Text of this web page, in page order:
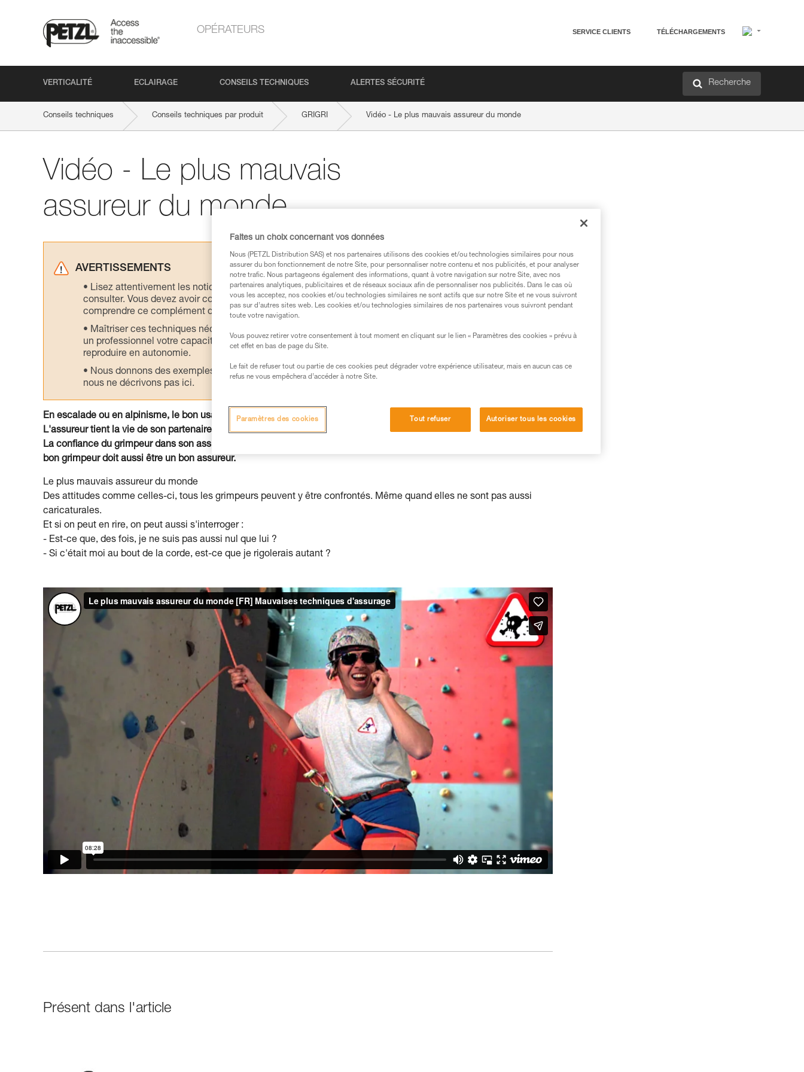
OPÉRATEURS SERVICE CLIENTS TÉLÉCHARGEMENTS
VERTICALITÉ ECLAIRAGE CONSEILS TECHNIQUES ALERTES SÉCURITÉ Recherche
Conseils techniques Conseils techniques par produit GRIGRI Vidéo - Le plus mauvais assureur du monde
Vidéo - Le plus mauvais
assureur du monde
AVERTISSEMENTS
Lisez attentivement les notices techniques des produits utilisés dans ce conseil avant de le
consulter. Vous devez avoir compris les informations de la notice technique pour pouvoir
comprendre ce complément d’informations.
Maîtriser ces techniques nécessite une formation et un entraînement spécifique. Validez avec
un professionnel votre capacité à refaire la manipulation, seul, en toute sécurité, avant de la
reproduire en autonomie.
Nous donnons des exemples de techniques liées à votre activité. Il peut en exister d’autres que
nous ne décrivons pas ici.
En escalade ou en alpinisme, le bon usage des appareils d'assurage est la clé de voûte de la chaîne d'assurage.
L'assureur tient la vie de son partenaire entre ses mains. Cette tâche nécessite autant d'attention que d'apprentissage.
La confiance du grimpeur dans son assureur est un facteur déterminant de la performance. Il faut toujours retenir qu'un
bon grimpeur doit aussi être un bon assureur.
Le plus mauvais assureur du monde
Des attitudes comme celles-ci, tous les grimpeurs peuvent y être confrontés. Même quand elles ne sont pas aussi
caricaturales.
Et si on peut en rire, on peut aussi s'interroger :
- Est-ce que, des fois, je ne suis pas aussi nul que lui ?
- Si c'était moi au bout de la corde, est-ce que je rigolerais autant ?
Présent dans l'article
Faites un choix concernant vos données
Nous (PETZL Distribution SAS) et nos partenaires utilisons des cookies et/ou technologies similaires pour nous
assurer du bon fonctionnement de notre Site, pour personnaliser notre contenu et nos publicités, et pour analyser
notre trafic. Nous partageons également des informations, quant à votre navigation sur notre Site, avec nos
partenaires analytiques, publicitaires et de réseaux sociaux afin de personnaliser nos publicités. Dans le cas où
vous les acceptez, nos cookies et/ou technologies similaires ne sont actifs que sur notre Site et ne vous suivront
pas sur d’autres sites web. Les cookies et/ou technologies similaires de nos partenaires vous suivront pendant
toute votre navigation.
Vous pouvez retirer votre consentement à tout moment en cliquant sur le lien « Paramètres des cookies » prévu à
cet effet en bas de page du Site.
Le fait de refuser tout ou partie de ces cookies peut dégrader votre expérience utilisateur, mais en aucun cas ce
refus ne vous empêchera d’accéder à notre Site.
Tout refuser Autoriser tous les cookies
Paramètres des cookies